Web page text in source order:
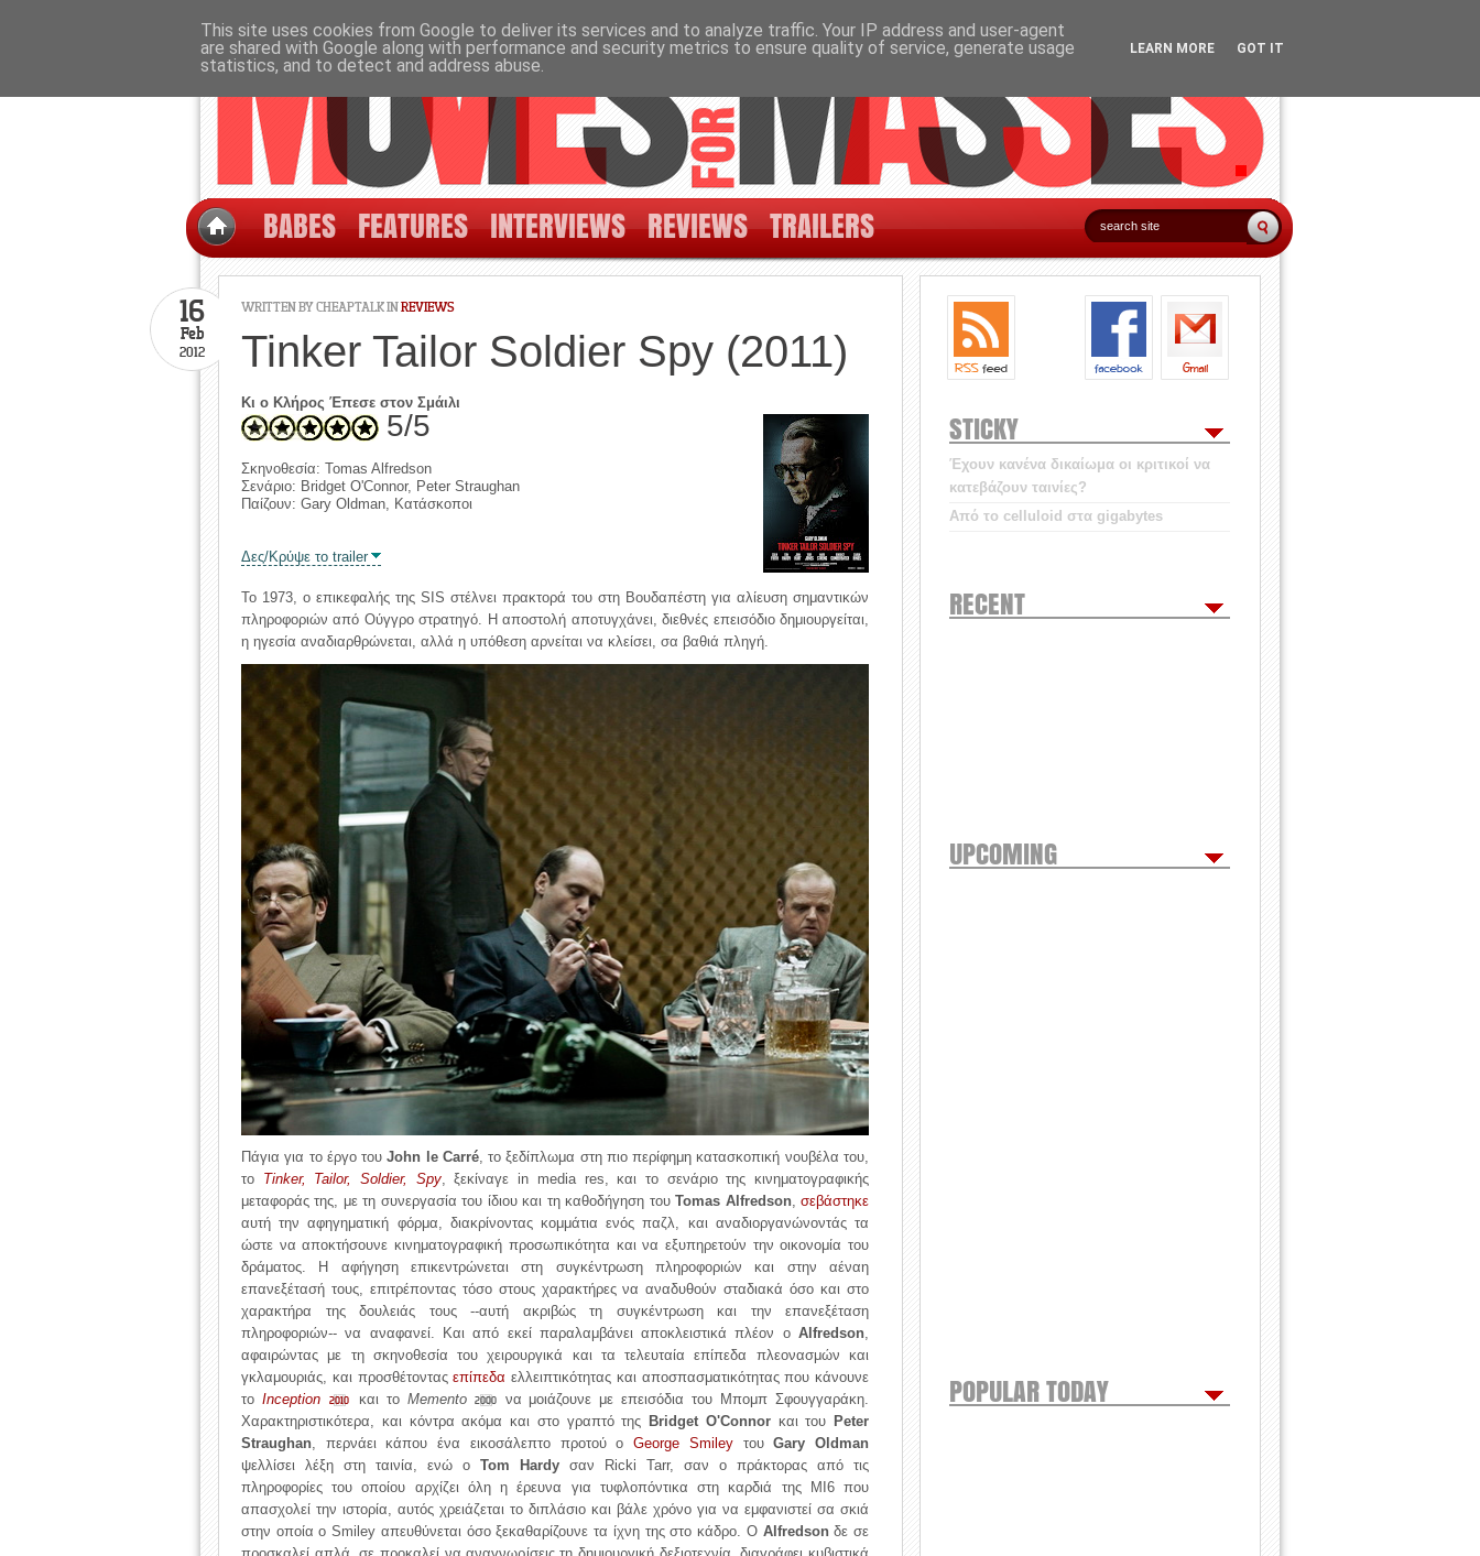
BABES FEATURES INTERVIEWS REVIEWS TRAILERS
WRITTEN BY CHEAPTALK INREVIEWS
16
Feb
2012 Tinker Tailor Soldier Spy (2011)
Κι ο Κλήρος Έπεσε στον Σμάιλι
5/5
Σκηνοθεσία: Tomas Alfredson
Σενάριο: Bridget O'Connor, Peter Straughan
Παίζουν: Gary Oldman, Κατάσκοποι
Δες/Κρύψε το trailer
Το 1973, ο επικεφαλής της SIS στέλνει πρακτορά του στη Βουδαπέστη για αλίευση σημαντικών
πληροφοριών από Ούγγρο στρατηγό. Η αποστολή αποτυγχάνει, διεθνές επεισόδιο δημιουργείται,
η ηγεσία αναδιαρθρώνεται, αλλά η υπόθεση αρνείται να κλείσει, σα βαθιά πληγή.
Πάγια για το έργο τουJohn le Carré, το ξεδίπλωμα στη πιο περίφημη κατασκοπική νουβέλα του,
το Tinker, Tailor, Soldier, Spy, ξεκίναγε in media res, και το σενάριο της κινηματογραφικής
μεταφοράς της, με τη συνεργασία του ίδιου και τη καθοδήγηση τουTomas Alfredson,σεβάστηκε
αυτή την αφηγηματική φόρμα, διακρίνοντας κομμάτια ενός παζλ, και αναδιοργανώνοντάς τα
ώστε να αποκτήσουνε κινηματογραφική προσωπικότητα και να εξυπηρετούν την οικονομία του
δράματος. Η αφήγηση επικεντρώνεται στη συγκέντρωση πληροφοριών και στην αέναη
επανεξέτασή τους, επιτρέποντας τόσο στους χαρακτήρες να αναδυθούν σταδιακά όσο και στο
χαρακτήρα της δουλειάς τους --αυτή ακριβώς τη συγκέντρωση και την επανεξέταση
πληροφοριών-- να αναφανεί. Και από εκεί παραλαμβάνει αποκλειστικά πλέον ο Alfredson,
αφαιρώντας με τη σκηνοθεσία του χειρουργικά και τα τελευταία επίπεδα πλεονασμών και
γκλαμουριάς, και προσθέτονταςεπίπεδα ελλειπτικότητας και αποσπασματικότητας που κάνουνε
το Inception 2010 και το Memento 2000
να μοιάζουνε με επεισόδια του Μπομπ Σφουγγαράκη.
Χαρακτηριστικότερα, και κόντρα ακόμα και στο γραπτό της Bridget O'Connorκαι του Peter
Straughan, περνάει κάπου ένα εικοσάλεπτο προτού οGeorge SmileyτουGary Oldman
ψελλίσει λέξη στη ταινία, ενώ ο Tom Hardy σαν Ricki Tarr, σαν ο πράκτορας από τις
πληροφορίες του οποίου αρχίζει όλη η έρευνα για τυφλοπόντικα στη καρδιά της MI6 που
απασχολεί την ιστορία, αυτός χρειάζεται το διπλάσιο και βάλε χρόνο για να εμφανιστεί σα σκιά
στην οποία ο Smiley απευθύνεται όσο ξεκαθαρίζουνε τα ίχνη της στο κάδρο. Ο Alfredsonδε σε
STICKY
Έχουν κανένα δικαίωμα οι κριτικοί να
κατεβάζουν ταινίες?
Από το celluloid στα gigabytes
RECENT
UPCOMING
POPULAR TODAY
This site uses cookies from Google to deliver its services and to analyze traffic. Your IP address and user-agent
are shared with Google along with performance and security metrics to ensure quality of service, generate usage
statistics, and to detect and address abuse.
LEARN MORE GOT IT